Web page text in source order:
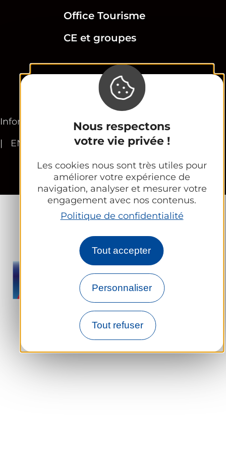
Nous respectons
votre vie privée !
Les cookies nous sont très utiles pour
améliorer votre expérience de
navigation, analyser et mesurer votre
engagement avec nos contenus.
Politique de confidentialité
Tout accepter
Personnaliser
Tout refuser
Office Tourisme
CE et groupes
Newsletter
Informations légales Plan du site
EN